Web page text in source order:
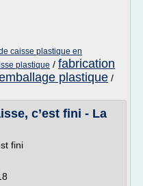
caisse plastique en
plastique / fabrication
plastique /
c’est fini - La
fini